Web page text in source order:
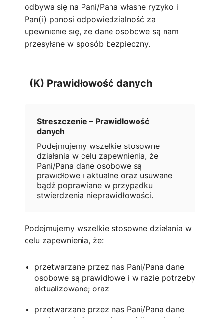
odbywa się na Pani/Pana własne ryzyko i
Pan(i) ponosi odpowiedzialność za
upewnienie się, że dane osobowe są nam
przesyłane w sposób bezpieczny.
(K) Prawidłowość danych
Streszczenie – Prawidłowość
danych
Podejmujemy wszelkie stosowne
działania w celu zapewnienia, że
Pani/Pana dane osobowe są
prawidłowe i aktualne oraz usuwane
bądź poprawiane w przypadku
stwierdzenia nieprawidłowości.
Podejmujemy wszelkie stosowne działania w
celu zapewnienia, że:
przetwarzane przez nas Pani/Pana dane
osobowe są prawidłowe i w razie potrzeby
aktualizowane; oraz
przetwarzane przez nas Pani/Pana dane